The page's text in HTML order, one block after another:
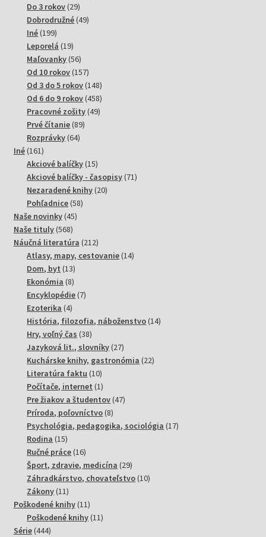
Do 3 rokov 2929
produktov
Dobrodružné 4949
Iné 199199
produktov
Leporelá 1919
produktov
Maľovanky 5656
produktov
Od 10 rokov 157157
produktov
Od 3 do 5 rokov 148148
produktov
Od 6 do 9 rokov 458458
produktov
Pracovné zošity 4949
Prvé čítanie 8989
Rozprávky 6464
Iné 161161
produktov
Akciové balíčky 1515
produktov
Akciové balíčky - časopisy 7171
Nezaradené knihy 2020
Pohľadnice 5858
Naše novinky 4545
Naše tituly 568568
produktov
Náučná literatúra 212212
produktov
Atlasy, mapy, cestovanie 1414
Dom, byt 1313
produktov
Ekonómia 88
produktov
Encyklopédie 77
Ezoterika 44
produkty
História, filozofia, náboženstvo 1414
Hry, voľný čas 3838
produktov
Jazyková lit., slovníky 2727
produktov
Kuchárske knihy, gastronómia 2222
Literatúra faktu 1010
produktov
Počítače, internet 11
produkt
Pre žiakov a študentov 4747
Príroda, poľovníctvo 88
produktov
Psychológia, pedagogika, sociológia 1717
Rodina 1515
produktov
Ručné práce 1616
produktov
Šport, zdravie, medicína 2929
produktov
Záhradkárstvo, chovateľstvo 1010
Zákony 1111
produktov
Poškodené knihy 1111
produktov
Poškodené knihy 1111
Série 444444